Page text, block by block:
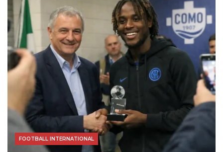
COUPE DU MONDE
FOOTBALL INTERNATIONAL